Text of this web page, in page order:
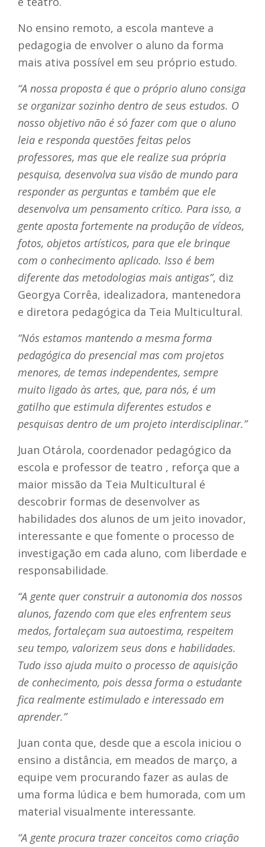
No ensino remoto, a escola manteve a
pedagogia de envolver o aluno da forma
mais ativa possível em seu próprio estudo.
“A nossa proposta é que o próprio aluno consiga
se organizar sozinho dentro de seus estudos. O
nosso objetivo não é só fazer com que o aluno
leia e responda questões feitas pelos
professores, mas que ele realize sua própria
pesquisa, desenvolva sua visão de mundo para
responder as perguntas e também que ele
desenvolva um pensamento crítico. Para isso, a
gente aposta fortemente na produção de vídeos,
fotos, objetos artísticos, para que ele brinque
com o conhecimento aplicado. Isso é bem
diferente das metodologias mais antigas”, diz
Georgya Corrêa, idealizadora, mantenedora
e diretora pedagógica da Teia Multicultural.
“Nós estamos mantendo a mesma forma
pedagógica do presencial mas com projetos
menores, de temas independentes, sempre
muito ligado às artes, que, para nós, é um
gatilho que estimula diferentes estudos e
pesquisas dentro de um projeto interdisciplinar.”
Juan Otárola, coordenador pedagógico da
escola e professor de teatro , reforça que a
maior missão da Teia Multicultural é
descobrir formas de desenvolver as
habilidades dos alunos de um jeito inovador,
interessante e que fomente o processo de
investigação em cada aluno, com liberdade e
responsabilidade.
“A gente quer construir a autonomia dos nossos
alunos, fazendo com que eles enfrentem seus
medos, fortaleçam sua autoestima, respeitem
seu tempo, valorizem seus dons e habilidades.
Tudo isso ajuda muito o processo de aquisição
de conhecimento, pois dessa forma o estudante
fica realmente estimulado e interessado em
aprender.”
Juan conta que, desde que a escola iniciou o
ensino a distância, em meados de março, a
equipe vem procurando fazer as aulas de
uma forma lúdica e bem humorada, com um
material visualmente interessante.
“A gente procura trazer conceitos como criação